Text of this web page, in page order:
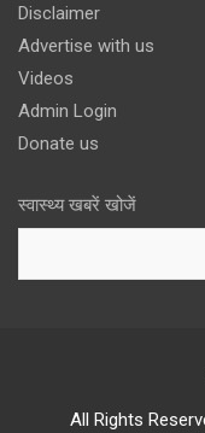
Disclaimer
Advertise with us
Videos
Admin Login
Donate us
स्वास्थ्य खबरें खोजें
All Rights